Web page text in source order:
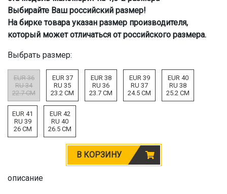
Выбирайте Ваш российский размер!
На бирке товара указан размер производителя,
который может отличаться от российского размера.
Выбрать размер:
EUR 36
RU 34
22.7 CM
EUR 37
RU 35
23.2 CM
EUR 38
RU 36
23.7 CM
EUR 39
RU 37
24.5 CM
EUR 40
RU 38
25.2 CM
EUR 41
RU 39
26 CM
EUR 42
RU 40
26.5 CM
В КОРЗИНУ
описание